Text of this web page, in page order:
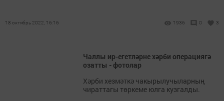
18 октябрь 2022, 16:16 1936 0 3
Чаллы ир-егетләрне хәрби операциягә
озатты - фотолар
Хәрби хезмәткә чакырылучыларның
чираттагы төркеме юлга кузгалды.